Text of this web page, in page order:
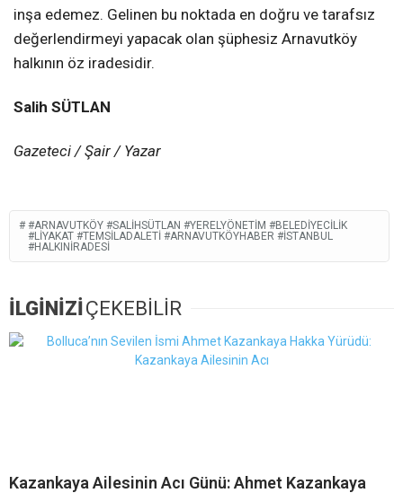
inşa edemez. Gelinen bu noktada en doğru ve tarafsız
değerlendirmeyi yapacak olan şüphesiz Arnavutköy
halkının öz iradesidir.
Salih SÜTLAN
Gazeteci / Şair / Yazar
#ARNAVUTKÖY #SALIHSÜTLAN #YERELYÖNETIM #BELEDIYECILIK
#LIYAKAT #TEMSILADALETI #ARNAVUTKÖYHABER #İSTANBUL
#HALKINİRADESI
İLGİNİZİÇEKEBİLİR
Kazankaya Ailesinin Acı Günü: Ahmet Kazankaya